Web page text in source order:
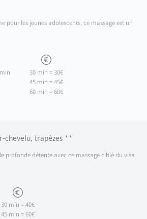
pour les jeunes adolescents, ce massage est un
30 min = 30€
45 min = 45€
60 min = 60€
chevelu, trapèzes **
profonde détente avec ce massage ciblé du
30 min = 40€
45 min = 60€